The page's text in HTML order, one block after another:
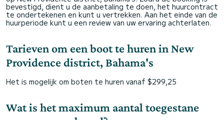
bevestigd, dient u de aanbetaling te doen, het huurcontract
te ondertekenen en kunt u vertrekken. Aan het einde van de
huurperiode kunt u een review van uw ervaring achterlaten.
Tarieven om een boot te huren in New
Providence district, Bahama's
Het is mogelijk om boten te huren vanaf $299,25
Wat is het maximum aantal toegestane